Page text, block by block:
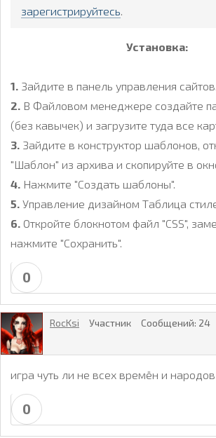
зарегистрируйтесь.
Установка:
1. Зайдите в панель управления сайтов.
2. В Файловом менеджере создайте
(без кавычек) и загрузите туда все
3. Зайдите в конструктор шаблонов,
"Шаблон" из архива и скопируйте в
4. Нажмите "Создать шаблоны".
5. Управление дизайном Таблица
6. Откройте блокнотом файл "CSS",
нажмите "Сохранить".
0
RocKsi Участник Сообщений: 24
игра чуть ли не всех времён и народов
0